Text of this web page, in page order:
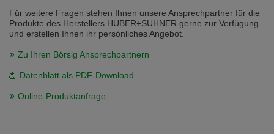
Für weitere Fragen stehen Ihnen unsere Ansprechpartner für die
Produkte des Herstellers HUBER+SUHNER gerne zur Verfügung
und erstellen Ihnen ihr persönliches Angebot.
Zu Ihren Börsig Ansprechpartnern
Datenblatt als PDF-Download
Online-Produktanfrage